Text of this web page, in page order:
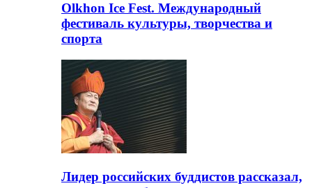
Olkhon Ice Fest. Международный
фестиваль культуры, творчества и
спорта
Лидер российских буддистов рассказал,